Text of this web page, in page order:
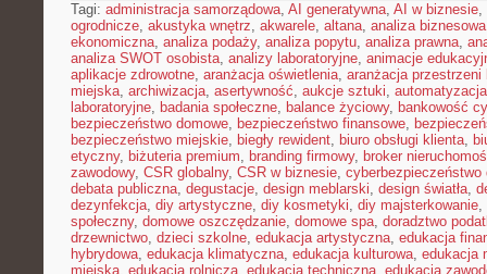
Tagi: administracja samorządowa, AI generatywna, AI w biznesie,
ogrodnicze, akustyka wnętrz, akwarele, altana, analiza biznesowa
ekonomiczna, analiza podaży, analiza popytu, analiza prawna,
analiza SWOT osobista, analizy laboratoryjne, animacje
aplikacje zdrowotne, aranżacja oświetlenia, aranżacja przestrzeni
miejska, archiwizacja, asertywność, aukcje sztuki,
laboratoryjne, badania społeczne, balance życiowy, bankowość
bezpieczeństwo domowe, bezpieczeństwo finansowe,
bezpieczeństwo miejskie, biegły rewident, biuro obsługi klienta,
etyczny, biżuteria premium, branding firmowy, broker
zawodowy, CSR globalny, CSR w biznesie, cyberbezpieczeństwo
debata publiczna, degustacje, design meblarski, design światła,
dezynfekcja, diy artystyczne, diy kosmetyki, diy majsterkowanie,
społeczny, domowe oszczędzanie, domowe spa, doradztwo
drzewnictwo, dzieci szkolne, edukacja artystyczna, edukacja
hybrydowa, edukacja klimatyczna, edukacja kulturowa, edukacja
miejska, edukacja rolnicza, edukacja techniczna, edukacja